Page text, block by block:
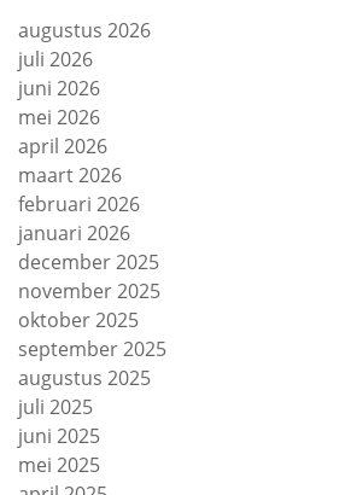
augustus 2026
juli 2026
juni 2026
mei 2026
april 2026
maart 2026
februari 2026
januari 2026
december 2025
november 2025
oktober 2025
september 2025
augustus 2025
juli 2025
juni 2025
mei 2025